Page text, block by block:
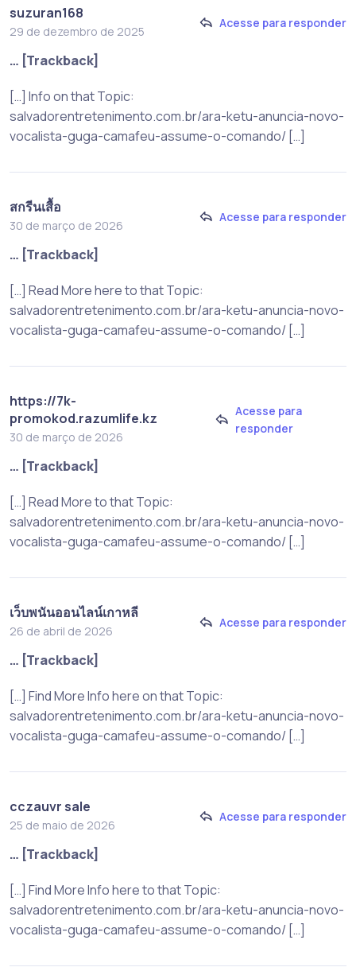
suzuran168
29 de dezembro de 2025
Acesse para responder
… [Trackback]
[…] Info on that Topic:
salvadorentretenimento.com.br/ara-ketu-anuncia-novo-
vocalista-guga-camafeu-assume-o-comando/ […]
สกรีนเสื้อ
30 de março de 2026
Acesse para responder
… [Trackback]
[…] Read More here to that Topic:
salvadorentretenimento.com.br/ara-ketu-anuncia-novo-
vocalista-guga-camafeu-assume-o-comando/ […]
https://7k-
promokod.razumlife.kz
30 de março de 2026
Acesse para
responder
… [Trackback]
[…] Read More to that Topic:
salvadorentretenimento.com.br/ara-ketu-anuncia-novo-
vocalista-guga-camafeu-assume-o-comando/ […]
เว็บพนันออนไลน์เกาหลี
26 de abril de 2026
Acesse para responder
… [Trackback]
[…] Find More Info here on that Topic:
salvadorentretenimento.com.br/ara-ketu-anuncia-novo-
vocalista-guga-camafeu-assume-o-comando/ […]
cczauvr sale
25 de maio de 2026
Acesse para responder
… [Trackback]
[…] Find More Info here to that Topic:
salvadorentretenimento.com.br/ara-ketu-anuncia-novo-
vocalista-guga-camafeu-assume-o-comando/ […]